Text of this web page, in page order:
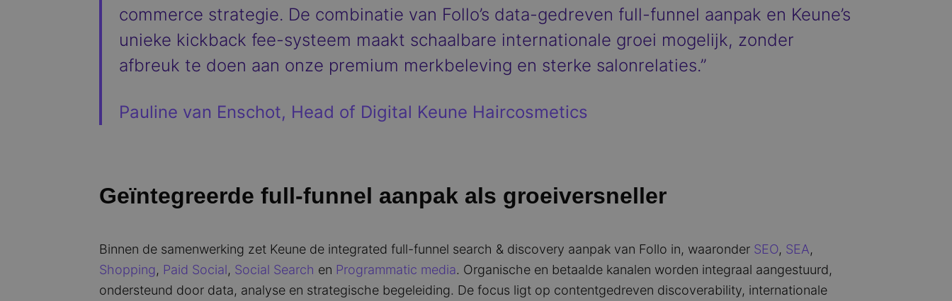
commerce strategie. De combinatie van Follo’s data-gedreven full-funnel aanpak en Keune’s
unieke kickback fee-systeem maakt schaalbare internationale groei mogelijk, zonder
afbreuk te doen aan onze premium merkbeleving en sterke salonrelaties.”
Pauline van Enschot, Head of Digital Keune Haircosmetics
Geïntegreerde full-funnel aanpak als groeiversneller
Binnen de samenwerking zet Keune de integrated full-funnel search & discovery aanpak van Follo in, waaronder SEO, SEA,
Shopping, Paid Social, Social Search en Programmatic media. Organische en betaalde kanalen worden integraal aangestuurd,
ondersteund door data, analyse en strategische begeleiding. De focus ligt op contentgedreven discoverability, internationale